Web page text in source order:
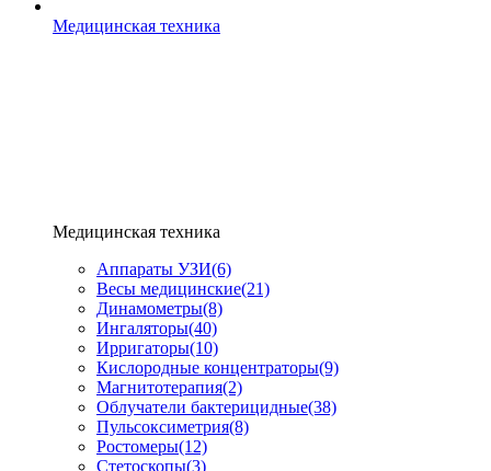
Медицинская техника
Медицинская техника
Аппараты УЗИ(6)
Весы медицинские(21)
Динамометры(8)
Ингаляторы(40)
Ирригаторы(10)
Кислородные концентраторы(9)
Магнитотерапия(2)
Облучатели бактерицидные(38)
Пульсоксиметрия(8)
Ростомеры(12)
Стетоскопы(3)